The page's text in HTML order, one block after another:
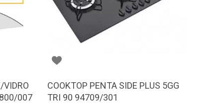
VIDRO
007
COOKTOP PENTA SIDE PLUS 5GG
TRI 90 94709/301